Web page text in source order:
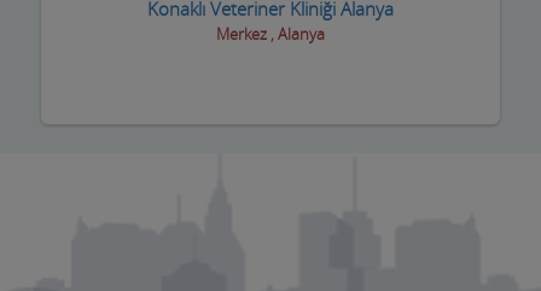
Resim Sanat Galerileri
Resmi Odalar
Konaklı Veteriner Kliniği Alanya
Merkez , Alanya